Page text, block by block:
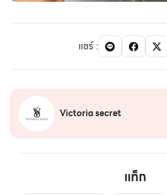
แชร์:
Victoria secret
แท็ก